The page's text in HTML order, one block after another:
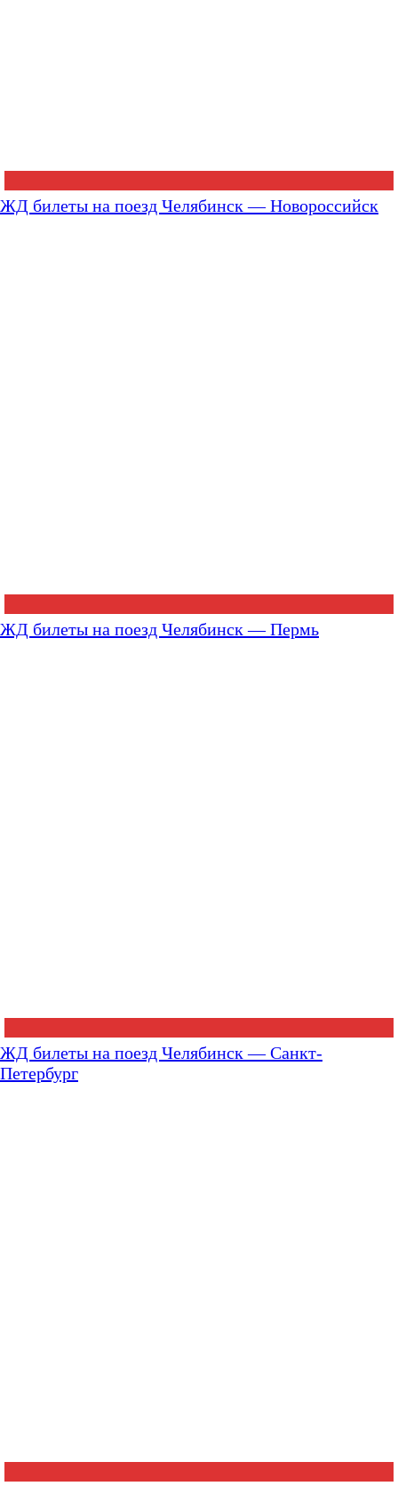
ЖД билеты на поезд Челябинск — Новороссийск
ЖД билеты на поезд Челябинск — Пермь
ЖД билеты на поезд Челябинск — Санкт-
Петербург